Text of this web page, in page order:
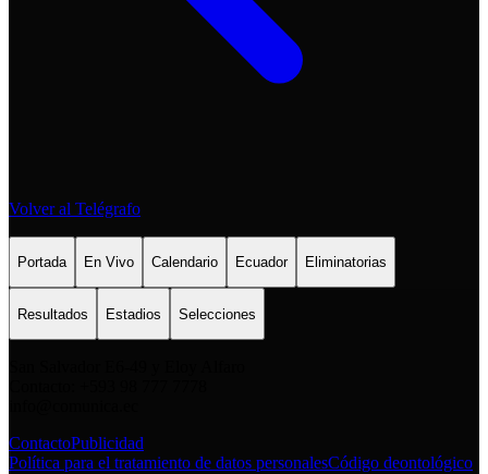
Volver al Telégrafo
Portada En Vivo Calendario Ecuador Eliminatorias
Resultados Estadios Selecciones
ContactoPublicidad
Política para el tratamiento de datos personalesCódigo deontológico